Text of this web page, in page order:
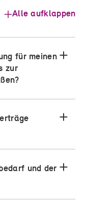
Alle aufklappen
für meinen
zur
und der